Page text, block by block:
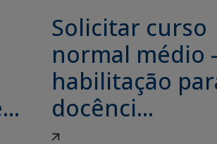
Solicitar curso
normal médio
habilitação
docênci...